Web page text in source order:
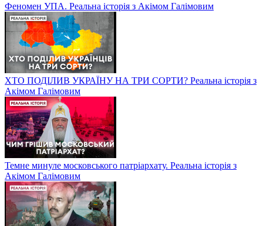
Феномен УПА. Реальна історія з Акімом Галімовим
ХТО ПОДІЛИВ УКРАЇНУ НА ТРИ СОРТИ? Реальна історія з
Акімом Галімовим
Темне минуле московського патріархату. Реальна історія з
Акімом Галімовим